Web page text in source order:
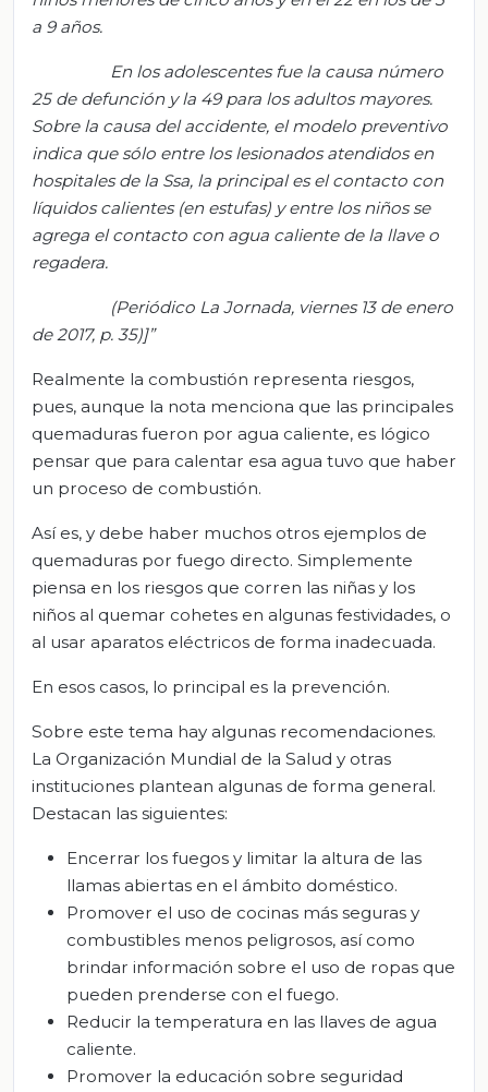
a 9 años.
En los adolescentes fue la causa número
25 de defunción y la 49 para los adultos mayores.
Sobre la causa del accidente, el modelo preventivo
indica que sólo entre los lesionados atendidos en
hospitales de la Ssa, la principal es el contacto con
líquidos calientes (en estufas) y entre los niños se
agrega el contacto con agua caliente de la llave o
regadera.
(Periódico La Jornada, viernes 13 de enero
de 2017, p. 35)]”
Realmente la combustión representa riesgos,
pues, aunque la nota menciona que las principales
quemaduras fueron por agua caliente, es lógico
pensar que para calentar esa agua tuvo que haber
un proceso de combustión.
Así es, y debe haber muchos otros ejemplos de
quemaduras por fuego directo. Simplemente
piensa en los riesgos que corren las niñas y los
niños al quemar cohetes en algunas festividades, o
al usar aparatos eléctricos de forma inadecuada.
En esos casos, lo principal es la prevención.
Sobre este tema hay algunas recomendaciones.
La Organización Mundial de la Salud y otras
instituciones plantean algunas de forma general.
Destacan las siguientes:
Encerrar los fuegos y limitar la altura de las
llamas abiertas en el ámbito doméstico.
Promover el uso de cocinas más seguras y
combustibles menos peligrosos, así como
brindar información sobre el uso de ropas que
pueden prenderse con el fuego.
Reducir la temperatura en las llaves de agua
caliente.
Promover la educación sobre seguridad